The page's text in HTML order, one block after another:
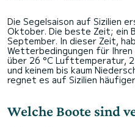
Die Segelsaison auf Sizilien
Oktober. Die beste Zeit; ein
September. In dieser Zeit,
Wetterbedingungen für
über 26 °C Lufttemperatur,
und keinem bis kaum
regnet es auf Sizilien
Welche Boote sind